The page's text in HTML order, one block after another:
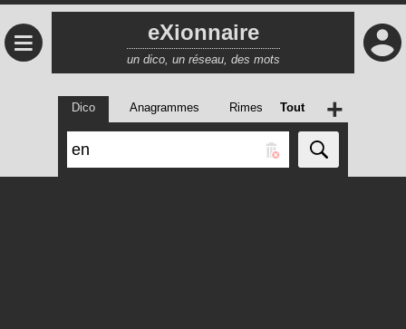
≡ eXionnaire
un dico, un réseau, des mots
Dico Anagrammes Rimes Tout +